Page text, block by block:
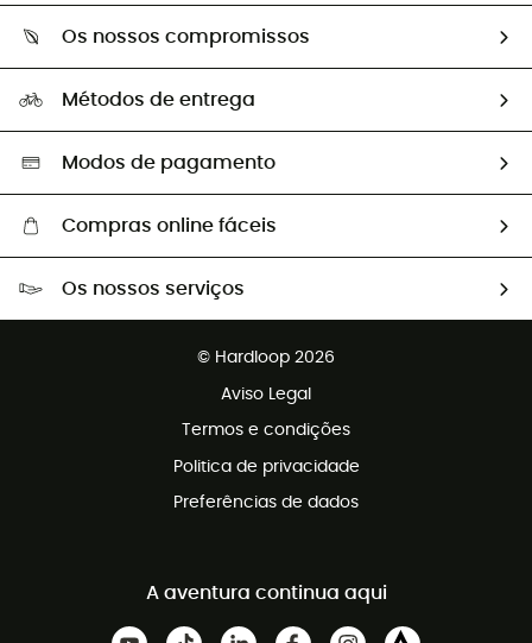
Guia de tamanhos
Trocas & Devoluções
Os nossos embaixadores
Os nossos compromissos
Seleção eco-responsável
Métodos de entrega
Modos de pagamento
Compras online fáceis
Devoluções gratuitas em 100 dias
Os nossos serviços
© Hardloop 2026
Aviso Legal
Termos e condições
Politica de privacidade
Preferências de dados
A aventura continua aqui